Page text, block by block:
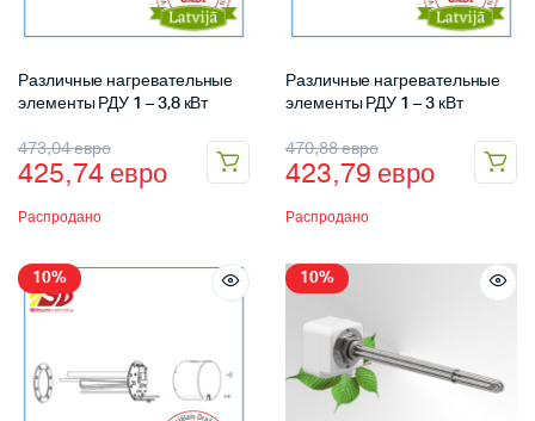
Различные нагревательные
элементы РДУ 1 – 3,8 кВт
473,04евро
425,74 евро
Распродано
Различные нагревательные
элементы РДУ 1 – 3 кВт
470,88евро
423,79 евро
Распродано
10% 10%